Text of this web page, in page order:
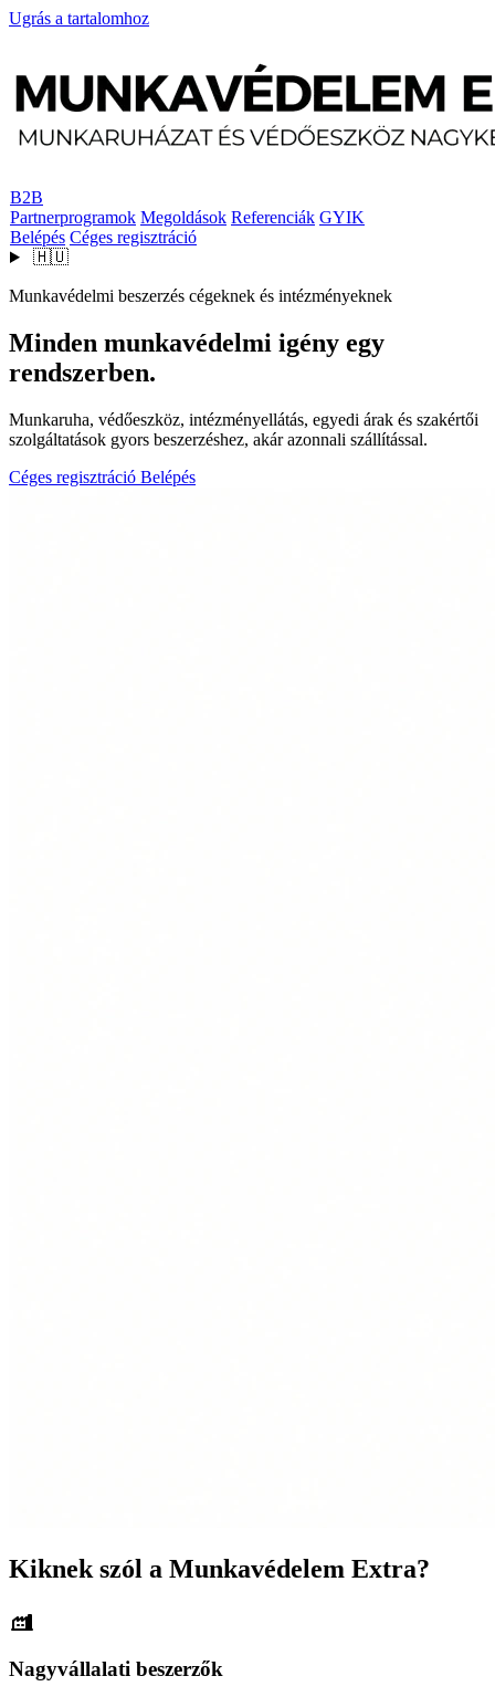
Ugrás a tartalomhoz
B2B
Partnerprogramok Megoldások Referenciák GYIK
Belépés Céges regisztráció
🇭🇺
Munkavédelmi beszerzés cégeknek és intézményeknek
Minden munkavédelmi igény egy
rendszerben.
Munkaruha, védőeszköz, intézményellátás, egyedi árak és szakértői
szolgáltatások gyors beszerzéshez, akár azonnali szállítással.
Céges regisztráció Belépés
Kiknek szól a Munkavédelem Extra?
Nagyvállalati beszerzők